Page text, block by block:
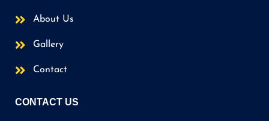
About Us
Gallery
Contact
CONTACT US